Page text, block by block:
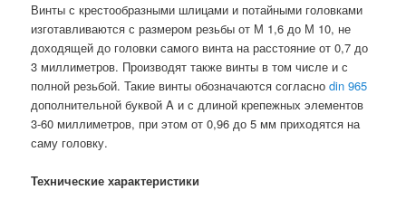
Винты с крестообразными шлицами и потайными головками
изготавливаются с размером резьбы от М 1,6 до М 10, не
доходящей до головки самого винта на расстояние от 0,7 до
3 миллиметров. Производят также винты в том числе и с
полной резьбой. Такие винты обозначаются согласноdin 965
дополнительной буквой A и с длиной крепежных элементов
3-60 миллиметров, при этом от 0,96 до 5 мм приходятся на
саму головку.
Технические характеристики